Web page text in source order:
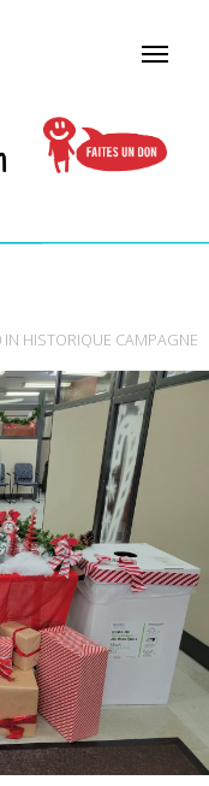
IN HISTORIQUE CAMPAGNE